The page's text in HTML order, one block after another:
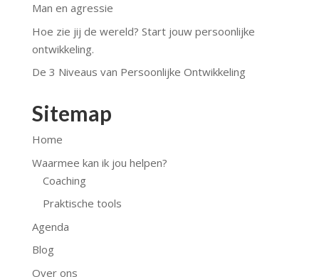
Man en agressie
Hoe zie jij de wereld? Start jouw persoonlijke
ontwikkeling.
De 3 Niveaus van Persoonlijke Ontwikkeling
Sitemap
Home
Waarmee kan ik jou helpen?
Coaching
Praktische tools
Agenda
Blog
Over ons